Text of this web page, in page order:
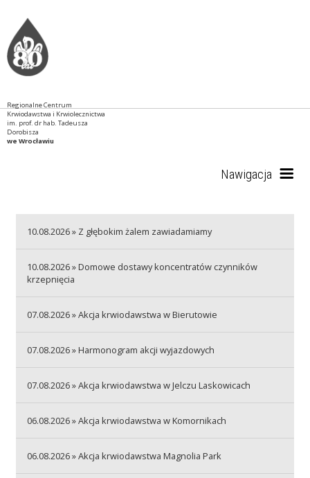
Regionalne Centrum
Krwiodawstwa i Krwiolecznictwa
im. prof. dr hab. Tadeusza
Dorobisza
we Wrocławiu
Nawigacja
RCKiK
Szpitale
10.08.2026 » Z głębokim żalem zawiadamiamy
10.08.2026 » Domowe dostawy koncentratów czynników
krzepnięcia
07.08.2026 » Akcja krwiodawstwa w Bierutowie
07.08.2026 » Harmonogram akcji wyjazdowych
07.08.2026 » Akcja krwiodawstwa w Jelczu Laskowicach
06.08.2026 » Akcja krwiodawstwa w Komornikach
06.08.2026 » Akcja krwiodawstwa Magnolia Park